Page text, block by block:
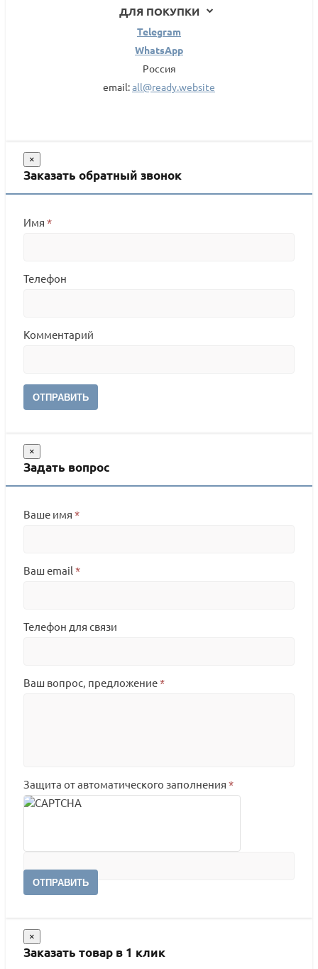
ДЛЯ ПОКУПКИ
Telegram
WhatsApp
Россия
email:all@ready.website
×
Заказать обратный звонок
Имя *
Телефон
Комментарий
ОТПРАВИТЬ
×
Задать вопрос
Ваше имя *
Ваш email *
Телефон для связи
Ваш вопрос, предложение*
Защита от автоматического заполнения *
ОТПРАВИТЬ
×
Заказать товар в 1 клик